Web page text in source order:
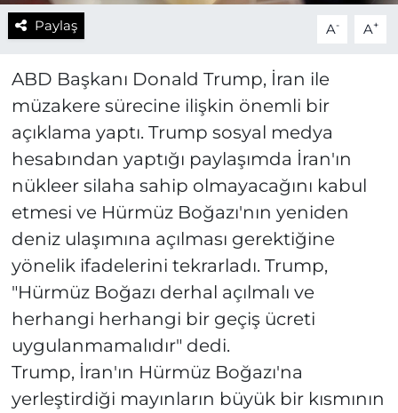
Paylaş A- A+
ABD Başkanı Donald Trump, İran ile
müzakere sürecine ilişkin önemli bir
açıklama yaptı. Trump sosyal medya
hesabından yaptığı paylaşımda İran'ın
nükleer silaha sahip olmayacağını kabul
etmesi ve Hürmüz Boğazı'nın yeniden
deniz ulaşımına açılması gerektiğine
yönelik ifadelerini tekrarladı. Trump,
"Hürmüz Boğazı derhal açılmalı ve
herhangi herhangi bir geçiş ücreti
uygulanmamalıdır" dedi.
Trump, İran'ın Hürmüz Boğazı'na
yerleştirdiği mayınların büyük bir kısmının